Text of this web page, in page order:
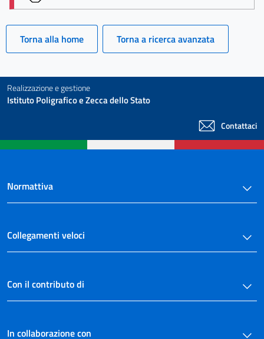
Torna alla home Torna a ricerca avanzata
Realizzazione e gestione
Istituto Poligrafico e Zecca dello Stato
Contattaci
Normattiva
Collegamenti veloci
Con il contributo di
In collaborazione con